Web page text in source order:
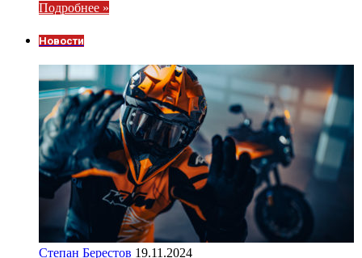
Подробнее »
Новости
Степан Берестов 19.11.2024